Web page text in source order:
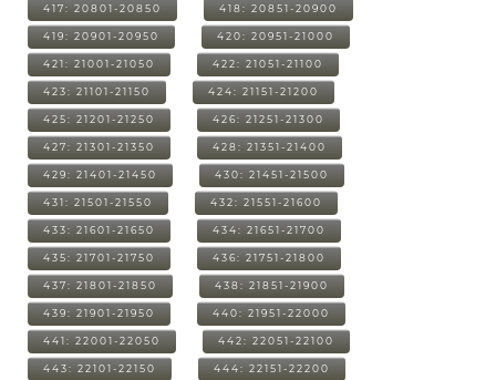
417: 20801-20850 418: 20851-20900
419: 20901-20950 420: 20951-21000
421: 21001-21050 422: 21051-21100
423: 21101-21150 424: 21151-21200
425: 21201-21250 426: 21251-21300
427: 21301-21350 428: 21351-21400
429: 21401-21450 430: 21451-21500
431: 21501-21550 432: 21551-21600
433: 21601-21650 434: 21651-21700
435: 21701-21750 436: 21751-21800
437: 21801-21850 438: 21851-21900
439: 21901-21950 440: 21951-22000
441: 22001-22050 442: 22051-22100
443: 22101-22150 444: 22151-22200